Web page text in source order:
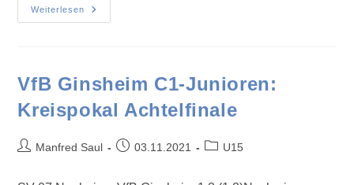
Weiterlesen
VfB Ginsheim C1-Junioren:
Kreispokal Achtelfinale
Manfred Saul 03.11.2021 U15